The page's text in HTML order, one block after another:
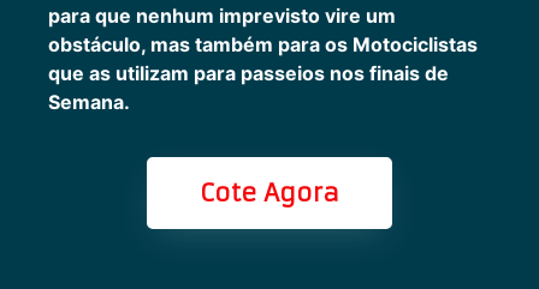
para que nenhum imprevisto vire um
obstáculo, mas também para os Motociclistas
que as utilizam para passeios nos finais de
Semana.
Cote Agora